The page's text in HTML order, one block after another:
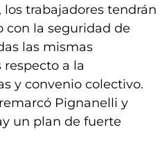
trabajadores tendrán
con la seguridad de
las mismas
a la
y convenio colectivo.
Pignanelli y
un plan de fuerte